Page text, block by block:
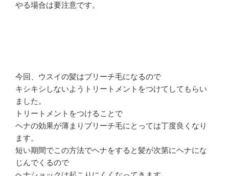
やる場合は要注意です。
今回、ウスイの髪はブリーチ毛になるので
キシキシしないようトリートメントをつけてしてもらい
ました。
トリートメントをつけることで
ヘナの効果が薄まりブリーチ毛にとっては丁度良くなり
ます。
短い期間でこの方法でヘナをすると髪が次第にヘナにな
じんでくるので